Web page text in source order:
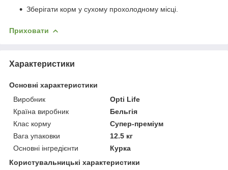
Зберігати корм у сухому прохолодному місці.
Приховати
Характеристики
Основні характеристики
Виробник
Opti Life
Країна виробник
Бельгія
Клас корму
Супер-преміум
Вага упаковки
12.5 кг
Основні інгредієнти
Курка
Користувальницькі характеристики